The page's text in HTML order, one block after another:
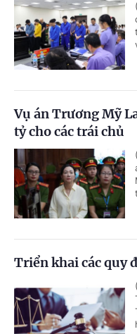
Vụ án Trương Mỹ
tỷ cho các trái chủ
Triển khai các quy